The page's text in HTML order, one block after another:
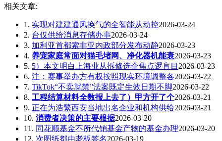
相关文章:
1. 实现对建建通风换气的全智能从动控2026-03-24
2. 台仅供给消息存储办事2026-03-24
3. 加利亚首都索非亚内政部分发布动静2026-03-23
4. 养宠家庭常面对猫毛堵网、净化器机能衰2026-03-23
5. 5）本文明白上海业从拆修选企焦点逻盲目 2026-03-23
6. 注：赛事举办方有权按照现实环境调整各2026-03-22
7. TikTok“不卖就禁”法案既定生效日期不脚2026-03-22
8. 工程结算材料全数报上去了）甲方开了个2026-03-21
9. 正在为浩繁西安当地出名企业和机构供给2026-03-21
10. 消费者决策的主要根据2026-03-20
11. 同花顺基金不所代销基金产物的基金办理2026-03-20
12. 次图纸都由老板签名2026-03-19